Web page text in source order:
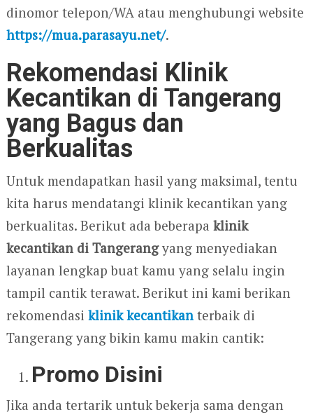
dinomor telepon/WA atau menghubungi website
https://mua.parasayu.net/.
Rekomendasi Klinik
Kecantikan di Tangerang
yang Bagus dan
Berkualitas
Untuk mendapatkan hasil yang maksimal, tentu
kita harus mendatangi klinik kecantikan yang
berkualitas. Berikut ada beberapa klinik
kecantikan di Tangerangyang menyediakan
layanan lengkap buat kamu yang selalu ingin
tampil cantik terawat. Berikut ini kami berikan
rekomendasi klinik kecantikanterbaik di
Tangerang yang bikin kamu makin cantik:
Promo Disini
Jika anda tertarik untuk bekerja sama dengan